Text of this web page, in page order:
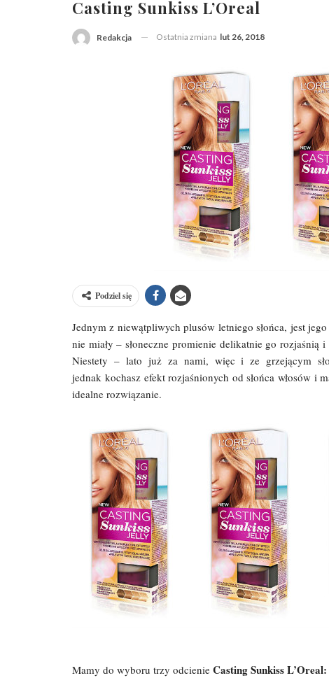
Casting Sunkiss L’Oreal
Redakcja Ostatnia zmiana lut 26, 2018
Podziel się
Jednym z niewątpliwych plusów letniego słońca, jest
nie miały – słoneczne promienie delikatnie go rozjaśnią
Niestety – lato już za nami, więc i ze grzejącym
jednak kochasz efekt rozjaśnionych od słońca włosów i
idealne rozwiązanie.
Mamy do wyboru trzy odcienie Casting Sunkiss L’Oreal: